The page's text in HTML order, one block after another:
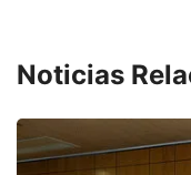
Noticias